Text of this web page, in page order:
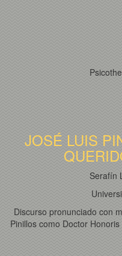
JOSÉ LUIS
Serafín
Discurso pronunciado con
Pinillos como Doctor